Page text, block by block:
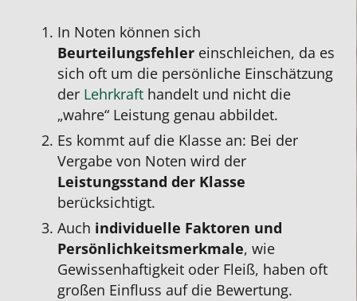
In Noten können sich
Beurteilungsfehler einschleichen, da es
sich oft um die persönliche Einschätzung
der Lehrkraft handelt und nicht die
„wahre“ Leistung genau abbildet.
Es kommt auf die Klasse an: Bei der
Vergabe von Noten wird der
Leistungsstand der Klasse
berücksichtigt.
Auch individuelle Faktoren und
Persönlichkeitsmerkmale, wie
Gewissenhaftigkeit oder Fleiß, haben oft
großen Einfluss auf die Bewertung.